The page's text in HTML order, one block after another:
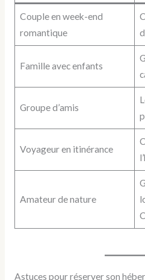
Couple en week-end
romantique
Famille avec enfants
Groupe d’amis
Voyageur en itinérance
Amateur de nature
Astuces pour réserver son